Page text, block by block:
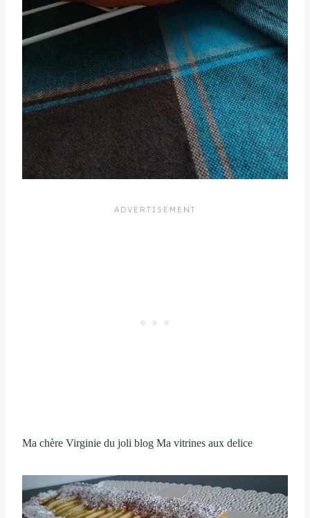
Ma chère Virginie du joli blog Ma vitrines aux delice